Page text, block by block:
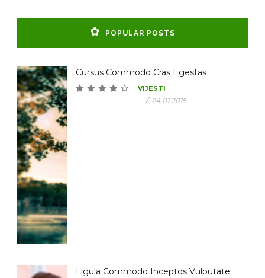
POPULAR POSTS
Cursus Commodo Cras Egestas
VIJESTI
/ 24.01.2015.
Ligula Commodo Inceptos Vulputate